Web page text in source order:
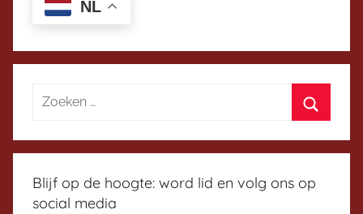
o
r
NL
Blijf op de hoogte: word lid en volg ons op
social media